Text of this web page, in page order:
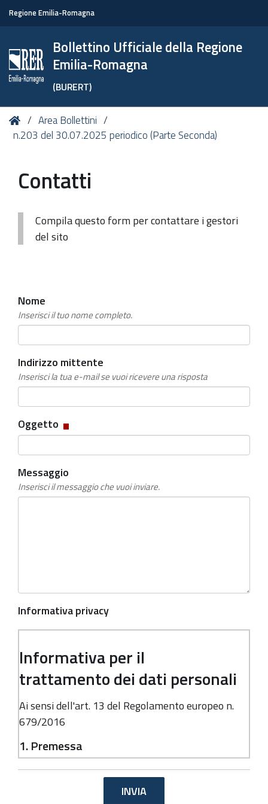
Regione Emilia-Romagna
Bollettino Ufficiale della Regione
Emilia-Romagna
(BURERT)
Tu
sei
HomeArea Bollettini
n.203 del 30.07.2025 periodico (Parte Seconda)
Contatti
Compila questo form per contattare i gestori
del sito
Nome
Inserisci il tuo nome completo.
Indirizzo mittente
Inserisci la tua e-mail se vuoi ricevere una risposta
Oggetto Campo
obbligatorio
Messaggio
Inserisci il messaggio che vuoi inviare.
Informativa privacy
Informativa per il
trattamento dei dati personali
Ai sensi dell'art. 13 del Regolamento europeo n.
679/2016
1. Premessa
Ai sensi dell'art. 13 del Regolamento europeo n.
679/2016, la Giunta della Regione Emilia-